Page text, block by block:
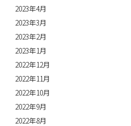
2023年4月
2023年3月
2023年2月
2023年1月
2022年12月
2022年11月
2022年10月
2022年9月
2022年8月